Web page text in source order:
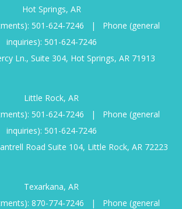
Hot Springs, AR
501-624-7246 |
Phone (general
inquiries): 501-624-7246
Ln., Suite 304, Hot Springs, AR 71913
Little Rock, AR
501-624-7246 |
Phone (general
inquiries): 501-624-7246
Road Suite 104, Little Rock, AR 72223
Texarkana, AR
870-774-7246 |
Phone (general